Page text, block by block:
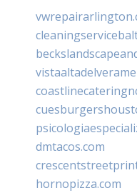
dmtacos.com
hornopizza.com